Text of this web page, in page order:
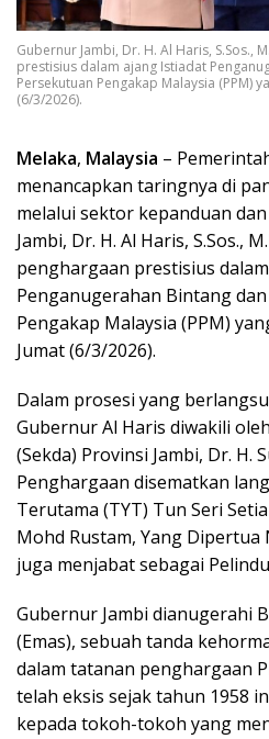
Gubernur Jambi, Dr. H. Al Haris, S.Sos.,
prestisius dalam ajang Istiadat
Persekutuan Pengakap Malaysia (PPM)
(6/3/2026).
Melaka, Malaysia –
menancapkan taringnya di
melalui sektor kepanduan
Jambi, Dr. H. Al Haris, S.Sos.,
penghargaan prestisius
Penganugerahan Bintang
Pengakap Malaysia (PPM)
Jumat (6/3/2026).
Dalam prosesi yang
Gubernur Al Haris diwakili
(Sekda) Provinsi Jambi, Dr. H.
Penghargaan disematkan
Terutama (TYT) Tun Seri
Mohd Rustam, Yang
juga menjabat sebagai
Gubernur Jambi dianugerahi
(Emas), sebuah tanda
dalam tatanan penghargaan
telah eksis sejak tahun 1958
kepada tokoh-tokoh yang